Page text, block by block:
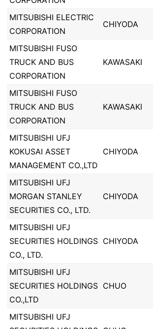
MITSUBISHI ELECTRIC
CORPORATION
CHIYODA
MITSUBISHI FUSO
TRUCK AND BUS
CORPORATION
KAWASAKI
MITSUBISHI FUSO
TRUCK AND BUS
CORPORATION
KAWASAKI
MITSUBISHI UFJ
KOKUSAI ASSET
MANAGEMENT CO.,LTD
CHIYODA
MITSUBISHI UFJ
MORGAN STANLEY
SECURITIES CO., LTD.
CHIYODA
MITSUBISHI UFJ
SECURITIES HOLDINGS
CO., LTD.
CHIYODA
MITSUBISHI UFJ
SECURITIES HOLDINGS
CO.,LTD
CHUO
MITSUBISHI UFJ